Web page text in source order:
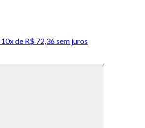
10x de R$ 72,36 sem juros